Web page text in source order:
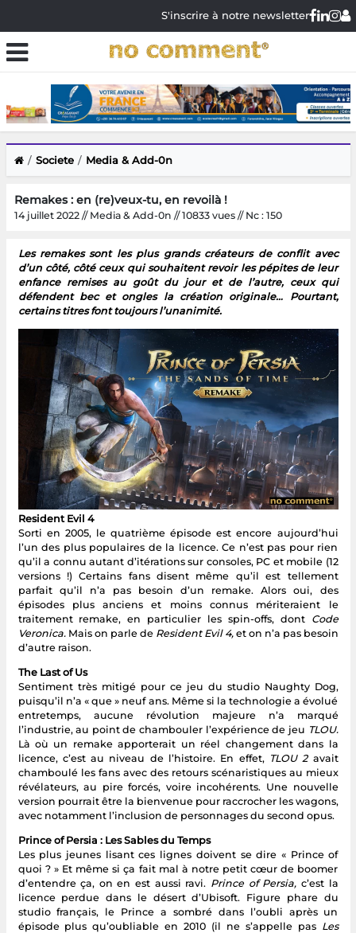
S'inscrire à notre newsletter
Societe Media & Add-0n
Remakes : en (re)veux-tu, en revoilà !
14 juillet 2022 // Media & Add-0n // 10833 vues // Nc : 150
Les remakes sont les plus grands créateurs de conflit avec
d’un côté, côté ceux qui souhaitent revoir les pépites de leur
enfance remises au goût du jour et de l’autre, ceux qui
défendent bec et ongles la création originale… Pourtant,
certains titres font toujours l’unanimité.
Resident Evil 4
Sorti en 2005, le quatrième épisode est encore aujourd’hui
l’un des plus populaires de la licence. Ce n’est pas pour rien
qu’il a connu autant d’itérations sur consoles, PC et mobile (12
versions !) Certains fans disent même qu’il est tellement
parfait qu’il n’a pas besoin d’un remake. Alors oui, des
épisodes plus anciens et moins connus mériteraient le
traitement remake, en particulier les spin-offs, dontCode
Veronica.Mais on parle de Resident Evil 4,et on n’a pas besoin
d’autre raison.
The Last of Us
Sentiment très mitigé pour ce jeu du studio Naughty Dog,
puisqu’il n’a « que » neuf ans. Même si la technologie a évolué
entretemps, aucune révolution majeure n’a marqué
l’industrie, au point de chambouler l’expérience de jeu TLOU.
Là où un remake apporterait un réel changement dans la
licence, c’est au niveau de l’histoire. En effet, TLOU 2avait
chamboulé les fans avec des retours scénaristiques au mieux
révélateurs, au pire forcés, voire incohérents. Une nouvelle
version pourrait être la bienvenue pour raccrocher les wagons,
avec notamment l’inclusion de personnages du second opus.
Prince of Persia : Les Sables du Temps
Les plus jeunes lisant ces lignes doivent se dire « Prince of
quoi ? » Et même si ça fait mal à notre petit cœur de boomer
d’entendre ça, on en est aussi ravi. Prince of Persia, c’est la
licence perdue dans le désert d’Ubisoft. Figure phare du
studio français, le Prince a sombré dans l’oubli après un
épisode plus qu’oubliable en 2010 (il ne s’appelle pas Les